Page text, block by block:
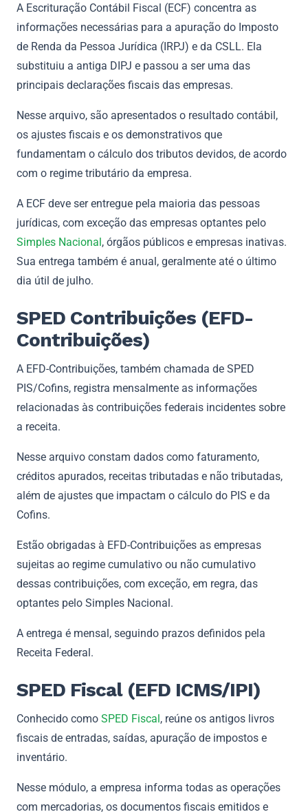
A Escrituração Contábil Fiscal (ECF) concentra as
informações necessárias para a apuração do Imposto
de Renda da Pessoa Jurídica (IRPJ) e da CSLL. Ela
substituiu a antiga DIPJ e passou a ser uma das
principais declarações fiscais das empresas.
Nesse arquivo, são apresentados o resultado contábil,
os ajustes fiscais e os demonstrativos que
fundamentam o cálculo dos tributos devidos, de acordo
com o regime tributário da empresa.
A ECF deve ser entregue pela maioria das pessoas
jurídicas, com exceção das empresas optantes pelo
Simples Nacional, órgãos públicos e empresas inativas.
Sua entrega também é anual, geralmente até o último
dia útil de julho.
SPED Contribuições (EFD-
Contribuições)
A EFD-Contribuições, também chamada de SPED
PIS/Cofins, registra mensalmente as informações
relacionadas às contribuições federais incidentes sobre
a receita.
Nesse arquivo constam dados como faturamento,
créditos apurados, receitas tributadas e não tributadas,
além de ajustes que impactam o cálculo do PIS e da
Cofins.
Estão obrigadas à EFD-Contribuições as empresas
sujeitas ao regime cumulativo ou não cumulativo
dessas contribuições, com exceção, em regra, das
optantes pelo Simples Nacional.
A entrega é mensal, seguindo prazos definidos pela
Receita Federal.
SPED Fiscal (EFD ICMS/IPI)
Conhecido como SPED Fiscal, reúne os antigos livros
fiscais de entradas, saídas, apuração de impostos e
inventário.
Nesse módulo, a empresa informa todas as operações
com mercadorias, os documentos fiscais emitidos e